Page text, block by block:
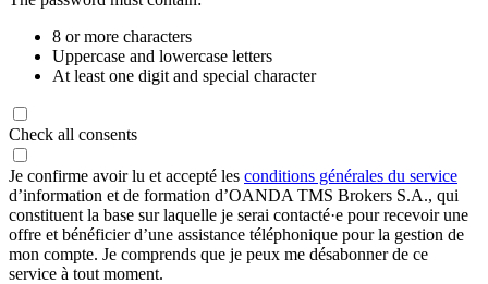
8 or more characters
Uppercase and lowercase letters
At least one digit and special character
Check all consents
Je confirme avoir lu et accepté les conditions générales du service
d’information et de formation d’OANDA TMS Brokers S.A., qui
constituent la base sur laquelle je serai contacté·e pour recevoir une
offre et bénéficier d’une assistance téléphonique pour la gestion de
mon compte. Je comprends que je peux me désabonner de ce
service à tout moment.